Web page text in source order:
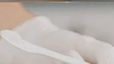
বাড়িতেই করুন
তৈলাক্ত ত্বকের জন্য